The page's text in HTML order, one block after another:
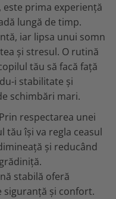
prima experiență
lungă de timp.
iar lipsa unui somn
și stresul. O rutină
tău să facă față
i stabilitate și
schimbări mari.
Prin respectarea unei
tău își va regla ceasul
și reducând
stabilă oferă
și confort.